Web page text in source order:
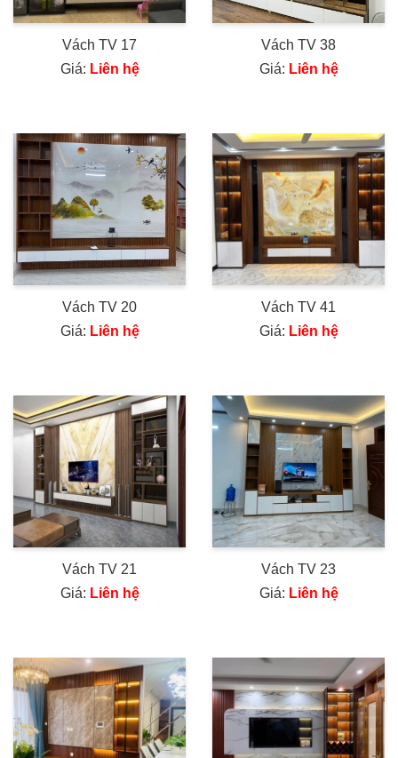
Vách TV 17
Giá: Liên hệ
Vách TV 38
Giá: Liên hệ
Vách TV 20
Giá: Liên hệ
Vách TV 41
Giá: Liên hệ
Vách TV 21
Giá: Liên hệ
Vách TV 23
Giá: Liên hệ